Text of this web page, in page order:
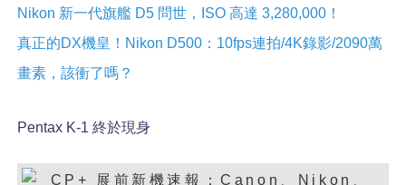
Nikon 新一代旗艦 D5 問世，ISO 高達 3,280,000！
真正的DX機皇！Nikon D500：10fps連拍/4K錄影/2090萬
畫素，該衝了嗎？
Pentax K-1 終於現身